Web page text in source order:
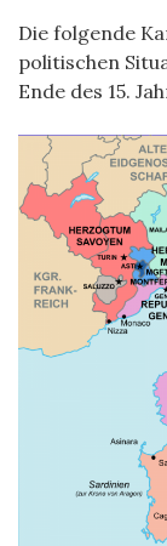
Die folgende
politischen
Ende des 15.